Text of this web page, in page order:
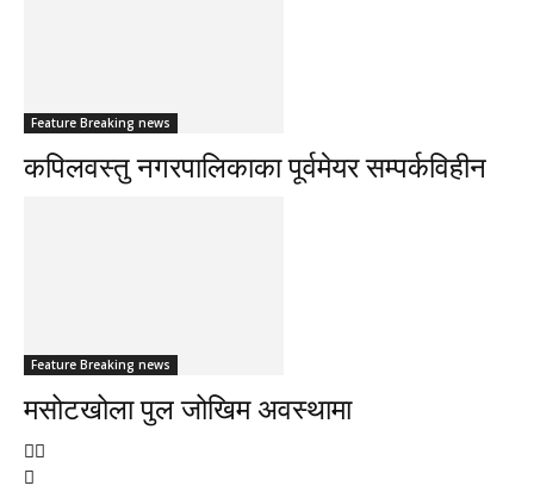
Feature Breaking news
कपिलवस्तु नगरपालिकाका पूर्वमेयर सम्पर्कविहीन
Feature Breaking news
मसोटखोला पुल जोखिम अवस्थामा